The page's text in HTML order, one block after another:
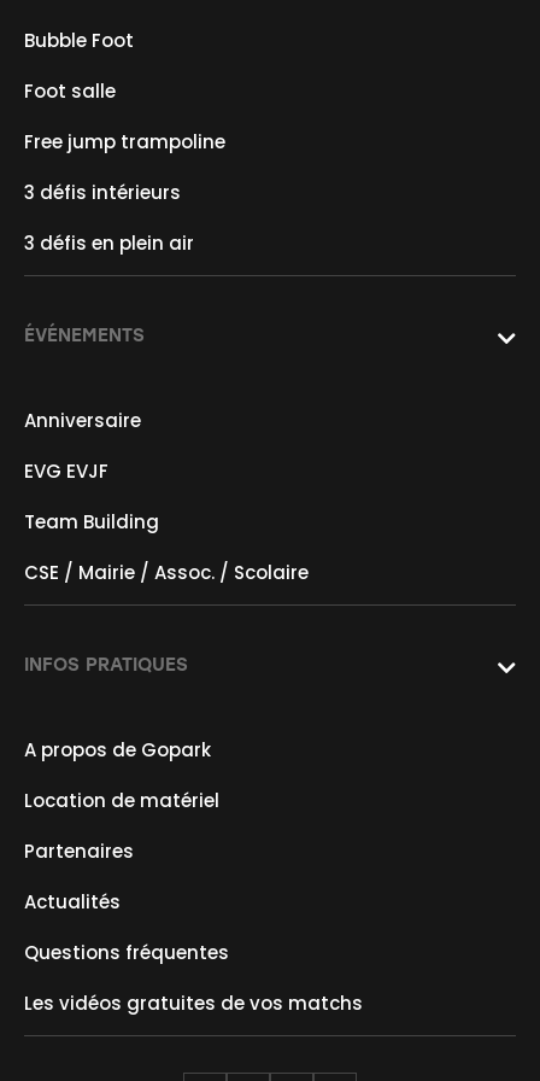
Bubble Foot
Foot salle
Free jump trampoline
3 défis intérieurs
3 défis en plein air
ÉVÉNEMENTS 
Anniversaire
EVG EVJF
Team Building
CSE / Mairie / Assoc. / Scolaire
INFOS PRATIQUES 
A propos de Gopark
Location de matériel
Partenaires
Actualités
Questions fréquentes
Les vidéos gratuites de vos matchs